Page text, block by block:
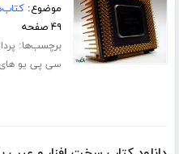
موضوع:
۴۹ صفحه
برچسب‌ها:
سی پی یو